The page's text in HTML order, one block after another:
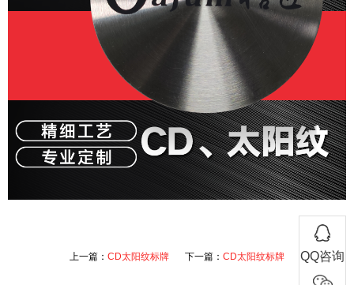
上一篇： CD太阳纹标牌 下一篇： CD太阳纹标牌 QQ咨询